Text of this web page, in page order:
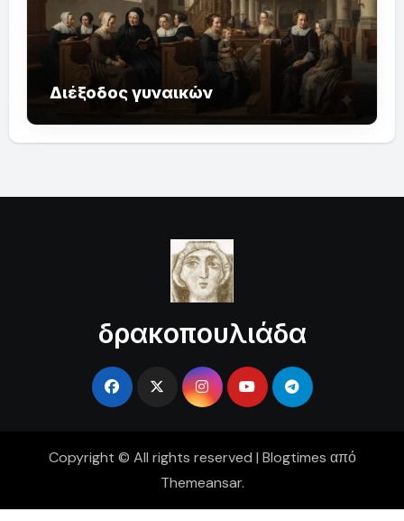
Διέξοδος γυναικών
δρακοπουλιάδα
Copyright © All rights reserved | Blogtimes από
Themeansar.